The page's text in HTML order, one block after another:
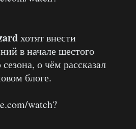
хотят внести
в начале шестого
о чём рассказал
блоге.
watch?